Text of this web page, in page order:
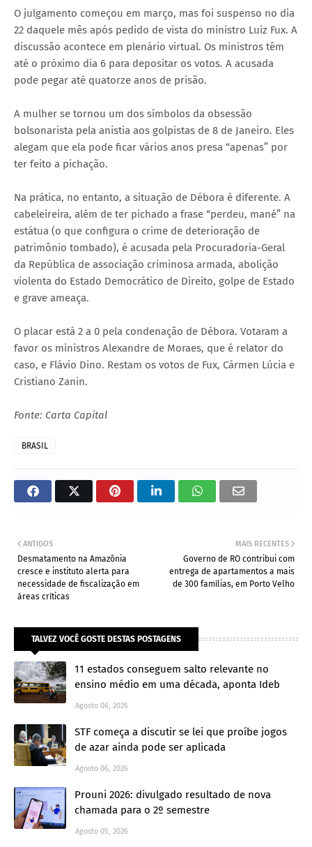
O julgamento começou em março, mas foi suspenso no dia
22 daquele mês após pedido de vista do ministro Luiz Fux. A
discussão acontece em plenário virtual. Os ministros têm
até o próximo dia 6 para depositar os votos. A acusada
pode pegar até quatorze anos de prisão.
A mulher se tornou um dos símbolos da obsessão
bolsonarista pela anistia aos golpistas de 8 de Janeiro. Eles
alegam que ela pode ficar vários anos presa “apenas” por
ter feito a pichação.
Na prática, no entanto, a situação de Débora é diferente. A
cabeleireira, além de ter pichado a frase “perdeu, mané” na
estátua (o que configura o crime de deterioração de
patrimônio tombado), é acusada pela Procuradoria-Geral
da República de associação criminosa armada, abolição
violenta do Estado Democrático de Direito, golpe de Estado
e grave ameaça.
O placar está 2 a 0 pela condenação de Débora. Votaram a
favor os ministros Alexandre de Moraes, que é relator do
caso, e Flávio Dino. Restam os votos de Fux, Cármen Lúcia e
Cristiano Zanin.
Fonte: Carta Capital
BRASIL
MAIS RECENTES
Governo de RO contribui com
entrega de apartamentos a mais
de 300 famílias, em Porto Velho
ANTIGOS
Desmatamento na Amazônia
cresce e instituto alerta para
necessidade de fiscalização em
áreas críticas
TALVEZ VOCÊ GOSTE DESTAS POSTAGENS
11 estados conseguem salto relevante no
ensino médio em uma década, aponta Ideb
Agosto 06, 2026
STF começa a discutir se lei que proíbe jogos
de azar ainda pode ser aplicada
Agosto 06, 2026
Prouni 2026: divulgado resultado de nova
chamada para o 2º semestre
Agosto 05, 2026